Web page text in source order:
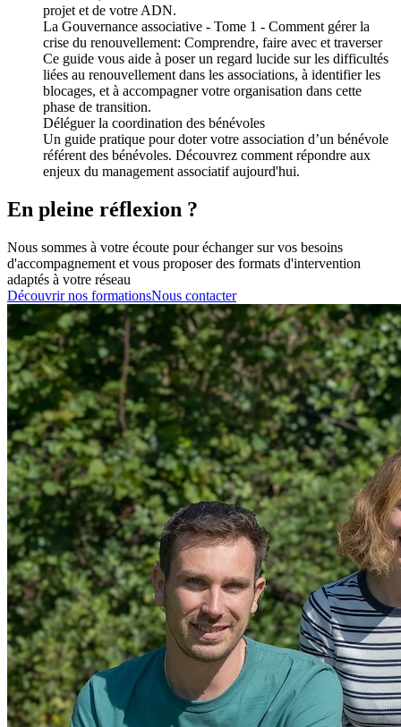
projet et de votre ADN.
La Gouvernance associative - Tome 1 - Comment gérer la
crise du renouvellement: Comprendre, faire avec et traverser
Ce guide vous aide à poser un regard lucide sur les difficultés
liées au renouvellement dans les associations, à identifier les
blocages, et à accompagner votre organisation dans cette
phase de transition.
Déléguer la coordination des bénévoles
Un guide pratique pour doter votre association d’un bénévole
référent des bénévoles. Découvrez comment répondre aux
enjeux du management associatif aujourd'hui.
En pleine réflexion ?
Nous sommes à votre écoute pour échanger sur vos besoins
d'accompagnement et vous proposer des formats d'intervention
adaptés à votre réseau
Découvrir nos formationsNous contacter